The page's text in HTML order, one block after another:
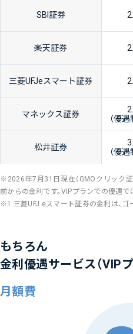
SBI証券
楽天証券
三菱UFJeスマート証券
マネックス証券
（優
松井証券
（優
※2026年7月31日現在（GMOクリック
前からの金利です。VIPプランでの優遇で
※1 三菱UFJ eスマート証券の金利は、ゴ
もちろん
金利優遇サービス（VIPプ
月額費